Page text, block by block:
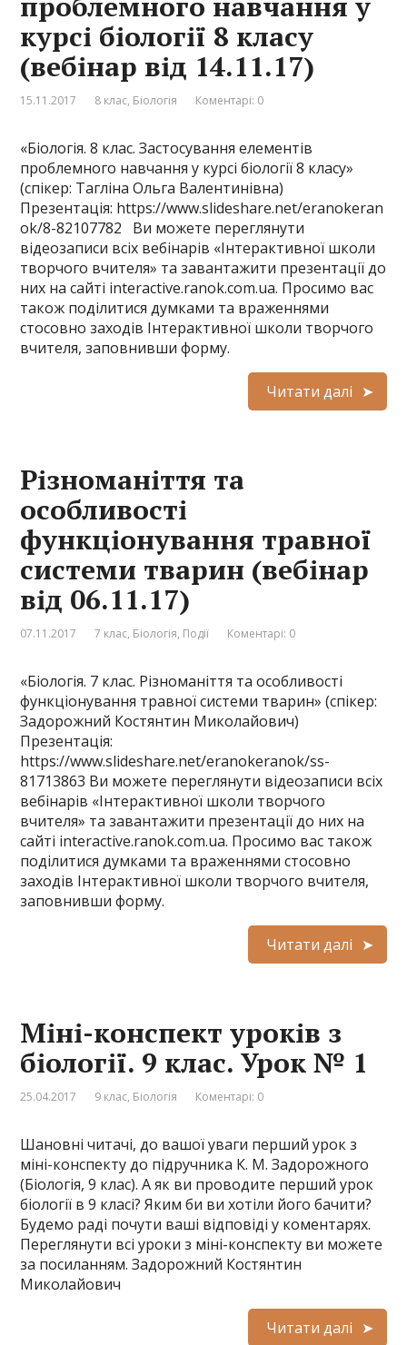
курсі біології 8 класу
(вебінар від 14.11.17)
15.11.2017 8 клас, Біологія Коментарі: 0
«Біологія. 8 клас. Застосування елементів
проблемного навчання у курсі біології 8 класу»
(спікер: Тагліна Ольга Валентинівна)
Презентація: https://www.slideshare.net/eranokeran
ok/8-82107782 Ви можете переглянути
відеозаписи всіх вебінарів «Інтерактивної школи
творчого вчителя» та завантажити презентації до
них на сайті interactive.ranok.com.ua. Просимо вас
також поділитися думками та враженнями
стосовно заходів Інтерактивної школи творчого
вчителя, заповнивши форму.
Читати далі
Різноманіття та
особливості
функціонування травної
системи тварин (вебінар
від 06.11.17)
07.11.2017 7 клас, Біологія, Події Коментарі: 0
«Біологія. 7 клас. Різноманіття та особливості
функціонування травної системи тварин» (спікер:
Задорожний Костянтин Миколайович)
Презентація:
https://www.slideshare.net/eranokeranok/ss-
81713863 Ви можете переглянути відеозаписи всіх
вебінарів «Інтерактивної школи творчого
вчителя» та завантажити презентації до них на
сайті interactive.ranok.com.ua. Просимо вас також
поділитися думками та враженнями стосовно
заходів Інтерактивної школи творчого вчителя,
заповнивши форму.
Читати далі
Міні-конспект уроків з
біології. 9 клас. Урок № 1
25.04.2017 9 клас, Біологія Коментарі: 0
Шановні читачі, до вашої уваги перший урок з
міні-конспекту до підручника К. М. Задорожного
(Біологія, 9 клас). А як ви проводите перший урок
біології в 9 класі? Яким би ви хотіли його бачити?
Будемо раді почути ваші відповіді у коментарях.
Переглянути всі уроки з міні-конспекту ви можете
за посиланням. Задорожний Костянтин
Миколайович
Читати далі